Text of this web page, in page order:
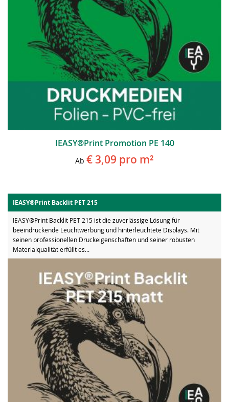
IEASY®Print Promotion PE 140
Ab € 3,09 pro m²
IEASY®Print Backlit PET 215
IEASY®Print Backlit PET 215 ist die zuverlässige Lösung für
beeindruckende Leuchtwerbung und hinterleuchtete Displays. Mit
seinen professionellen Druckeigenschaften und seiner robusten
Materialqualität erfüllt es...